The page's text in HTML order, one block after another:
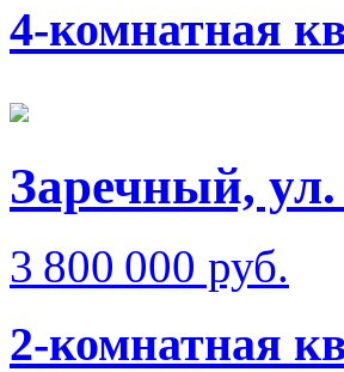
4-комнатная
Заречный, ул.
3 800 000 руб.
2-комнатная